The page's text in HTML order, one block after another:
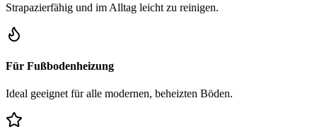
Strapazierfähig und im Alltag leicht zu reinigen.
Für Fußbodenheizung
Ideal geeignet für alle modernen, beheizten Böden.